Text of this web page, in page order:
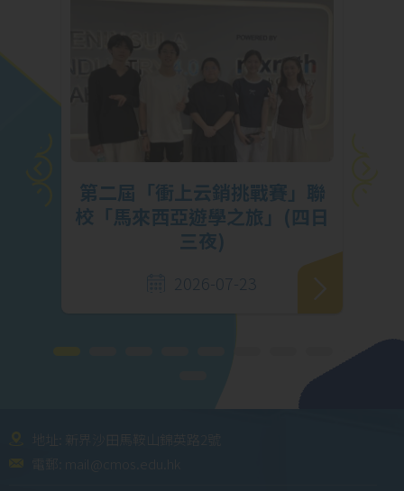
第二屆「衝上云銷挑戰賽」聯
校「馬來西亞遊學之旅」(四日
三夜)
2026-07-23